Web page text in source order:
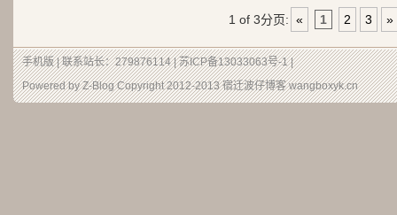
1 of 3分页: « 1 2 3 »
手机版| 联系站长：279876114 |苏ICP备13033063号-1|
Powered by Z-Blog Copyright 2012-2013宿迁波仔博客wangboxyk.cn